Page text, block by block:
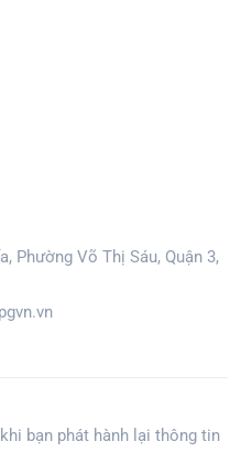
Phường Võ Thị Sáu, Quận 3,
bạn phát hành lại thông tin